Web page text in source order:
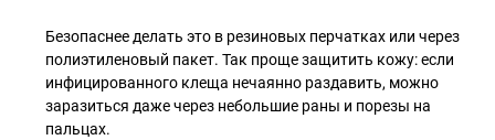
Безопаснее делать это в резиновых перчатках или через
полиэтиленовый пакет. Так проще защитить кожу: если
инфицированного клеща нечаянно раздавить, можно
заразиться даже через небольшие раны и порезы на
пальцах.